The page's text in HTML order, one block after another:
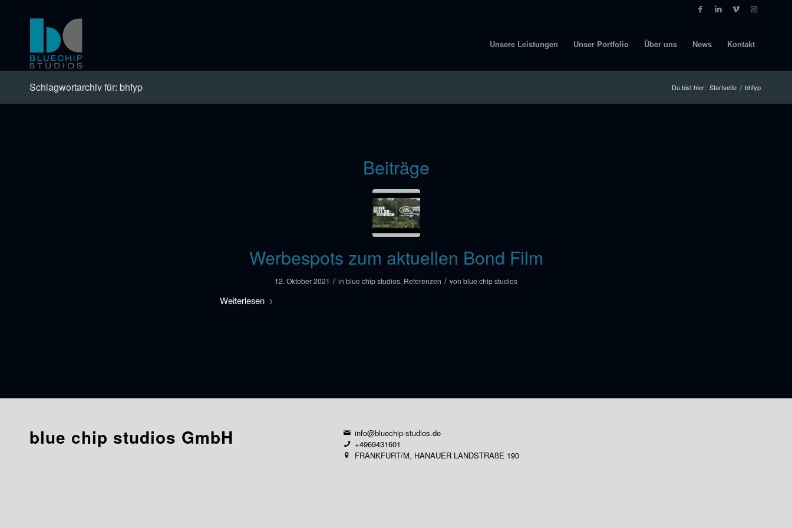
Unsere Leistungen Unser Portfolio Über uns News Kontakt
Schlagwortarchiv für: bhfyp Du bist hier: Startseite / bhfyp
Beiträge
Werbespots zum aktuellen Bond Film
12. Oktober 2021 / in blue chip studios, Referenzen / von blue chip studios
Weiterlesen
blue chip studios GmbH
info@bluechip-studios.de
+4969431601
FRANKFURT/M, HANAUER LANDSTRAßE 190